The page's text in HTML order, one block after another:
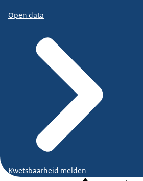
Open data
Kwetsbaarheid melden